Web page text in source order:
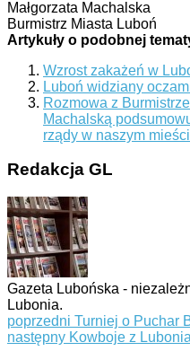
Małgorzata Machalska
Burmistrz Miasta Luboń
Artykuły o podobnej
Wzrost zakażeń w
Luboń widziany
Rozmowa z
Machalską
rządy w naszym
Redakcja GL
Gazeta Lubońska -
Lubonia.
poprzedni Turniej o Puchar
następny Kowboje z